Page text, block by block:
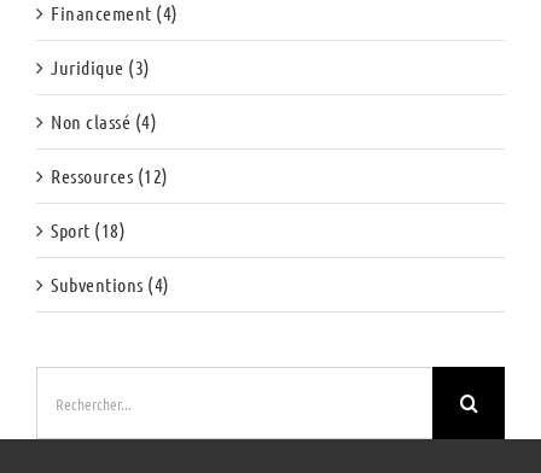
Financement (4)
Juridique (3)
Non classé (4)
Ressources (12)
Sport (18)
Subventions (4)